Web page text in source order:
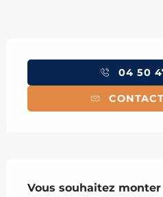
04 50
Vous souhaitez